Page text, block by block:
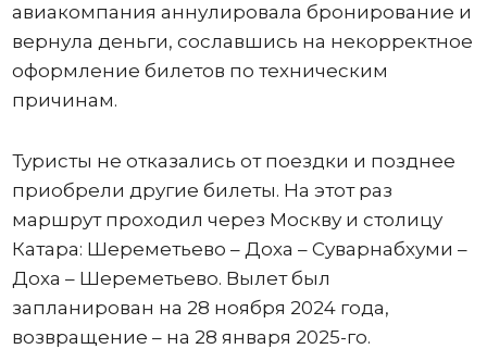
авиакомпания аннулировала бронирование и
вернула деньги, сославшись на некорректное
оформление билетов по техническим
причинам.
Туристы не отказались от поездки и позднее
приобрели другие билеты. На этот раз
маршрут проходил через Москву и столицу
Катара: Шереметьево – Доха – Суварнабхуми –
Доха – Шереметьево. Вылет был
запланирован на 28 ноября 2024 года,
возвращение – на 28 января 2025-го.